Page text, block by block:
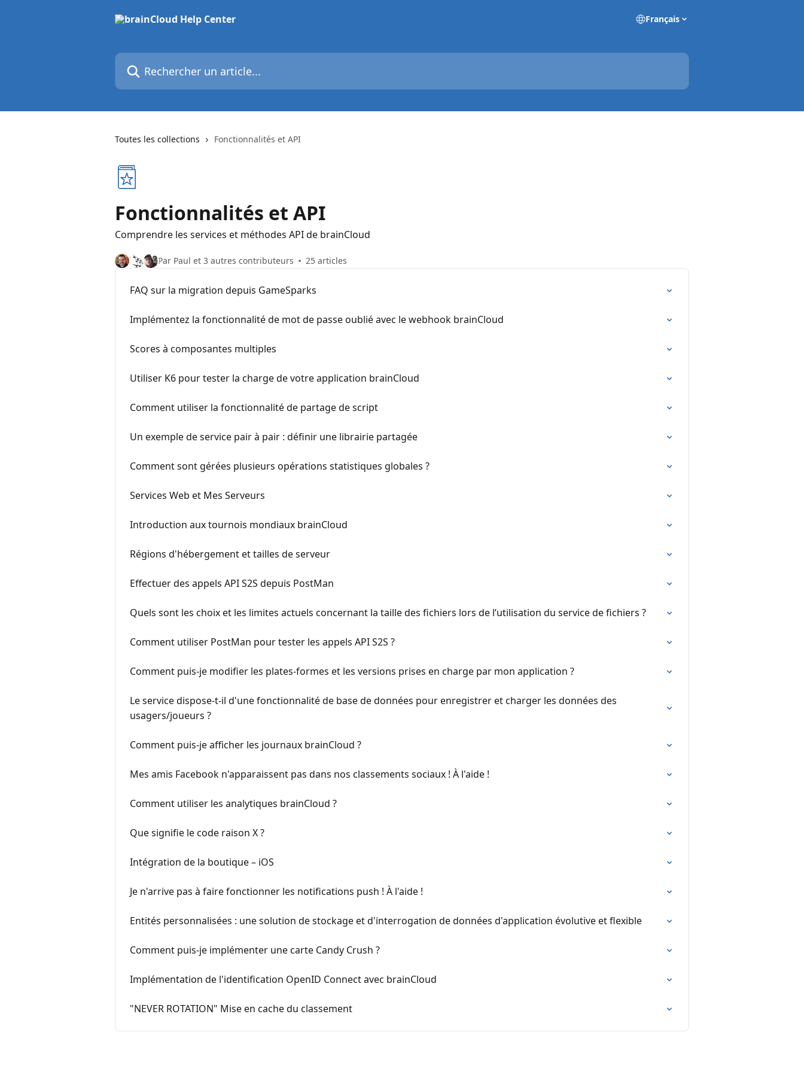
Français
Rechercher un article...
Toutes les collections Fonctionnalités et API
Fonctionnalités et API
Comprendre les services et méthodes API de brainCloud
Par Paul et 3 autres contributeurs 25 articles
FAQ sur la migration depuis GameSparks
Implémentez la fonctionnalité de mot de passe oublié avec le webhook brainCloud
Scores à composantes multiples
Utiliser K6 pour tester la charge de votre application brainCloud
Comment utiliser la fonctionnalité de partage de script
Un exemple de service pair à pair : définir une librairie partagée
Comment sont gérées plusieurs opérations statistiques globales ?
Services Web et Mes Serveurs
Introduction aux tournois mondiaux brainCloud
Régions d'hébergement et tailles de serveur
Effectuer des appels API S2S depuis PostMan
Quels sont les choix et les limites actuels concernant la taille des fichiers lors de l’utilisation du service de fichiers ?
Comment utiliser PostMan pour tester les appels API S2S ?
Comment puis-je modifier les plates-formes et les versions prises en charge par mon application ?
Le service dispose-t-il d'une fonctionnalité de base de données pour enregistrer et charger les données des
usagers/joueurs ?
Comment puis-je afficher les journaux brainCloud ?
Mes amis Facebook n'apparaissent pas dans nos classements sociaux ! À l'aide !
Comment utiliser les analytiques brainCloud ?
Que signifie le code raison X ?
Intégration de la boutique – iOS
Je n'arrive pas à faire fonctionner les notifications push ! À l'aide !
Entités personnalisées : une solution de stockage et d'interrogation de données d'application évolutive et flexible
Comment puis-je implémenter une carte Candy Crush ?
Implémentation de l'identification OpenID Connect avec brainCloud
"NEVER ROTATION" Mise en cache du classement